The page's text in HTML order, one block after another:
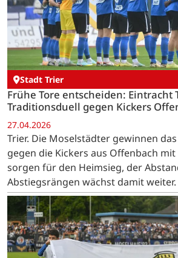
Stadt Trier
Frühe Tore entscheiden: Eintracht
Traditionsduell gegen Kickers
27.04.2026
Trier. Die Moselstädter gewinnen
gegen die Kickers aus Offenbach mit
sorgen für den Heimsieg, der
Abstiegsrängen wächst damit weiter.